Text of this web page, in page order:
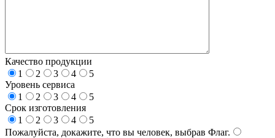
Качество продукции
1
2 3 4
5
Уровень сервиса
1
2 3 4
5
Срок изготовления
1
2 3 4
5
Пожалуйста, докажите, что вы человек, выбрав Флаг.